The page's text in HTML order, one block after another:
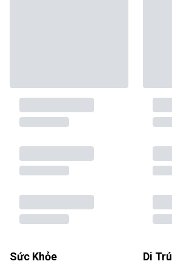
Sức Khỏe Di Trú